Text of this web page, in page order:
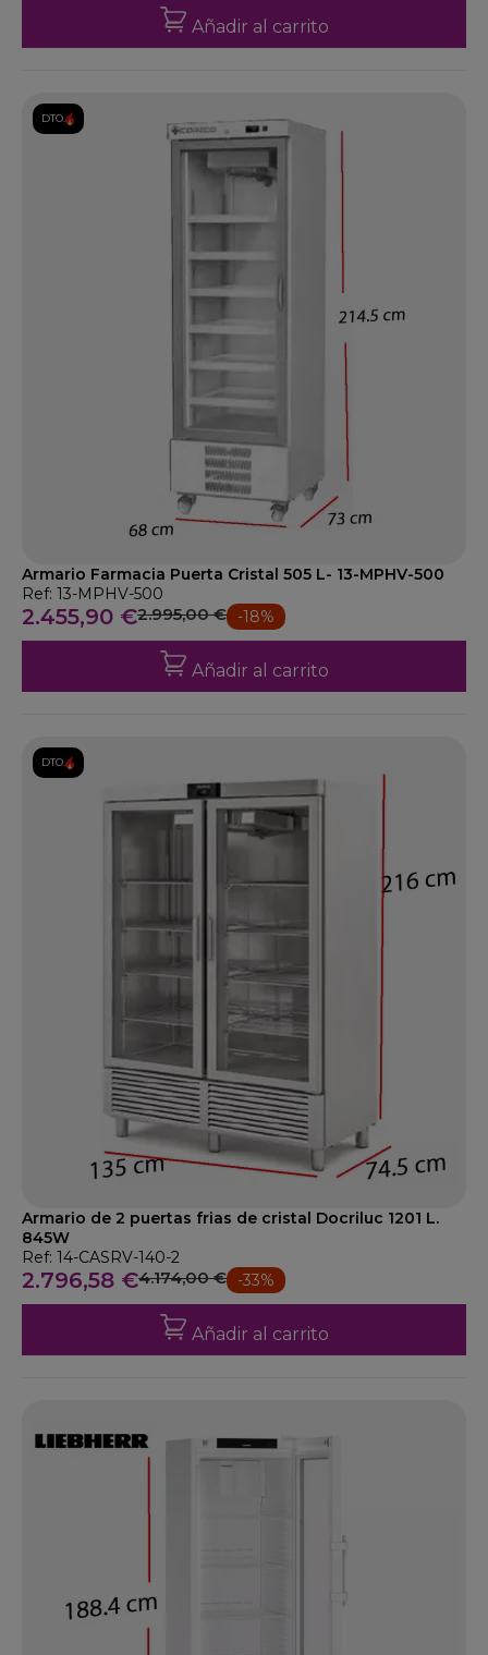
Añadir al carrito
DTO.
Armario Farmacia Puerta Cristal 505 L- 13-MPHV-500
Ref: 13-MPHV-500
2.455,90 €2.995,00 € -18%
Añadir al carrito
DTO.
Armario de 2 puertas frias de cristal Docriluc 1201 L.
845W
Ref: 14-CASRV-140-2
2.796,58 €4.174,00 € -33%
Añadir al carrito